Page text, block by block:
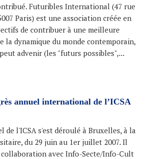
Futuribles International (47 rue
Paris) est une association créée en
de contribuer à une meilleure
la dynamique du monde contemporain,
advenir (les "futurs possibles",...
annuel international de l’ICSA
de l'ICSA s'est déroulé à Bruxelles, à la
du 29 juin au 1er juillet 2007. Il
avec Info-Secte/Info-Cult